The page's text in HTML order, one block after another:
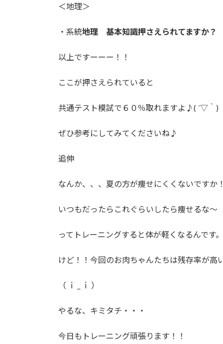
＜地理＞
・系統地理 基本知識押さえられてますか？
以上ですーーー！！
ここが押さえられていると
共通テスト模試で６０％取れますよ♪( ´▽｀)
ぜひ参考にしてみてくださいね♪
追伸
なんか、、、夏の方が痩せにくくないですか
いつもだったらこれぐらいしたら痩せるな〜
ってトレーニングすると体が軽くなるんです。
けど！！今回のお肉ちゃんたちは残存率が高
（ ｉ _ ｉ ）
やるな、キミタチ・・・
今日もトレーニング頑張ります！！